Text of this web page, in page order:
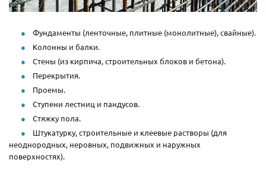
Фундаменты (ленточные, плитные (монолитные), свайные).
Колонны и балки.
Стены (из кирпича, строительных блоков и бетона).
Перекрытия.
Проемы.
Ступени лестниц и пандусов.
Стяжку пола.
Штукатурку, строительные и клеевые растворы (для
неоднородных, неровных, подвижных и наружных
поверхностях).